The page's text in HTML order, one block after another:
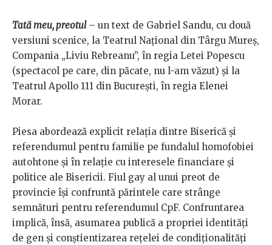
Tată meu, preotul– un text de Gabriel Sandu, cu două
versiuni scenice, la Teatrul Naţional din Târgu Mureş,
Compania „Liviu Rebreanu”, în regia Letei Popescu
(spectacol pe care, din păcate, nu l-am văzut) şi la
Teatrul Apollo 111 din Bucureşti, în regia Elenei
Morar.
Piesa abordează explicit relaţia dintre Biserică şi
referendumul pentru familie pe fundalul homofobiei
autohtone şi în relaţie cu interesele financiare şi
politice ale Bisericii. Fiul gay al unui preot de
provincie îşi confruntă părintele care strânge
semnături pentru referendumul CpF. Confruntarea
implică, însă, asumarea publică a propriei identităţi
de gen şi conştientizarea reţelei de condiţionalităţi